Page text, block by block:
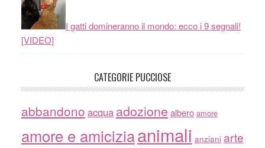
I gatti domineranno il mondo: ecco i 9 segnali!
[VIDEO]
CATEGORIE PUCCIOSE
abbandono acqua adozione albero amore
amore e amiciziaanimali anziani arte